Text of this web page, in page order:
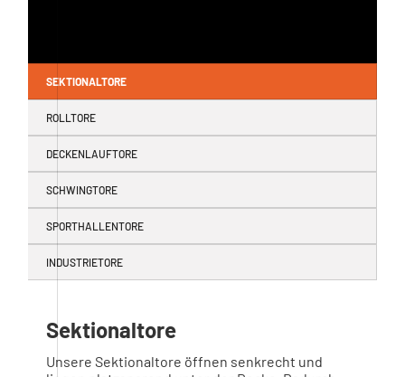
SEKTIONALTORE
ROLLTORE
DECKENLAUFTORE
SCHWINGTORE
SPORTHALLENTORE
INDUSTRIETORE
Sektionaltore
Unsere Sektionaltore öffnen senkrecht und